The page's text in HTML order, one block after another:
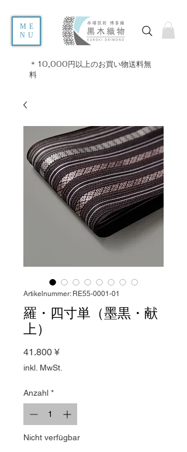
ME
NU
＊10,000円以上のお買い物送料無
料
Artikelnummer: RE55-0001-01
羅・四寸単（墨黒・献
上）
41.800 ¥Preis
inkl. MwSt.
Anzahl *
Nicht verfügbar